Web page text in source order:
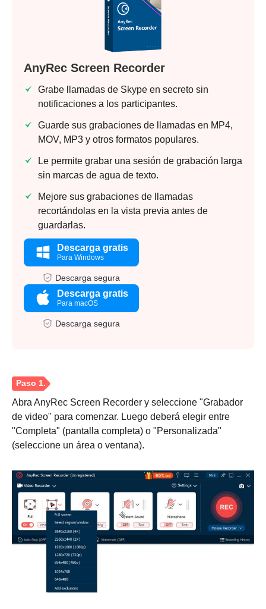
AnyRec Screen Recorder
Grabe llamadas de Skype en secreto sin
notificaciones a los participantes.
Guarde sus grabaciones de llamadas en MP4,
MOV, MP3 y otros formatos populares.
Le permite grabar una sesión de grabación larga
sin marcas de agua de texto.
Mejore sus grabaciones de llamadas
recortándolas en la vista previa antes de
guardarlas.
Descarga gratis
Para Windows
Descarga segura
Descarga gratis
Para macOS
Descarga segura
Abra AnyRec Screen Recorder y seleccione "Grabador
de video" para comenzar. Luego deberá elegir entre
"Completa" (pantalla completa) o "Personalizada"
(seleccione un área o ventana).